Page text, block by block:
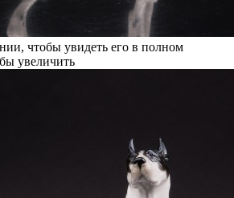
чтобы увидеть его в полном
увеличить